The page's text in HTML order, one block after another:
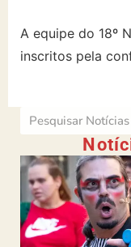
A equipe do 18º
inscritos pela